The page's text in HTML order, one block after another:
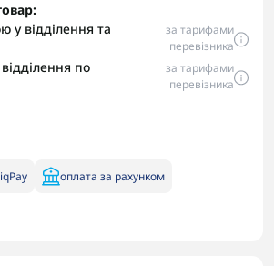
відділення та
за тарифами
перевізника
по
за тарифами
перевізника
оплата за рахунком